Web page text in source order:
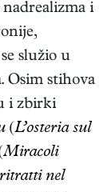
i
služio u
Osim stihova
i zbirki
(L’osteria sul
Miracoli
nel